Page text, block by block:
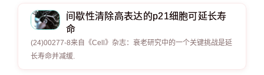
间歇性清除高表达的p21细胞可延长寿
命
(24)00277-8来自《Cell》杂志：衰老研究中的一个关键挑战是延
长寿命并减缓.